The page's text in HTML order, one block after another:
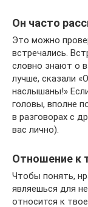
Он часто
Это можно
встречались.
словно знают о
лучше, сказали
наслышаны!»
головы, вполне
в разговорах с
вас лично).
Отношение к
Чтобы понять,
являешься для
относится к